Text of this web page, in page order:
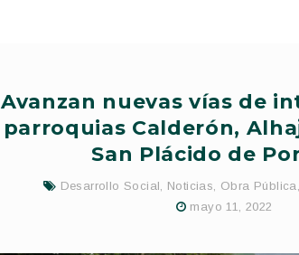
Avanzan nuevas vías de
parroquias Calderón,
San Plácido de
Desarrollo Social, Noticias, Obra Pública,
mayo 11, 2022